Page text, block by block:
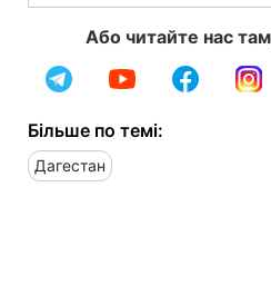
Або читайте нас
Більше по темі:
Дагестан